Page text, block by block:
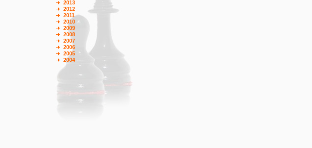
2013
2012
2011
2010
2009
2008
2007
2006
2005
2004